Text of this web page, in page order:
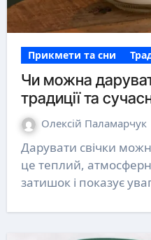
Прикмети та сни
Чи можна
традиції та
Олексій Паламарчук
Дарувати свічки можна, і в багатьох випадках
це теплий,
затишок і показує